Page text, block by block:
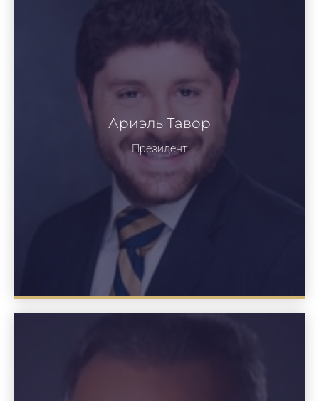
Ариэль Тавор
Президент